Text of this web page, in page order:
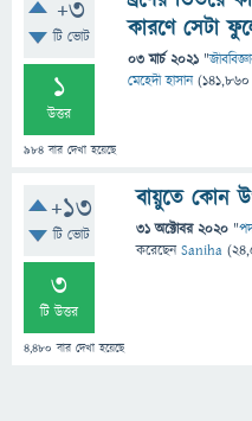
+3
টি ভোট
1
উত্তর
984 বার দেখা হয়েছে
কারণে সেটা
03 মার্চ 2021 "
মেহেদী হাসান (141,860
+13
টি ভোট
3
টি উত্তর
4,480 বার দেখা হয়েছে
বায়ুতে কোন
31 অক্টোবর 2020 "
করেছেনSaniha (